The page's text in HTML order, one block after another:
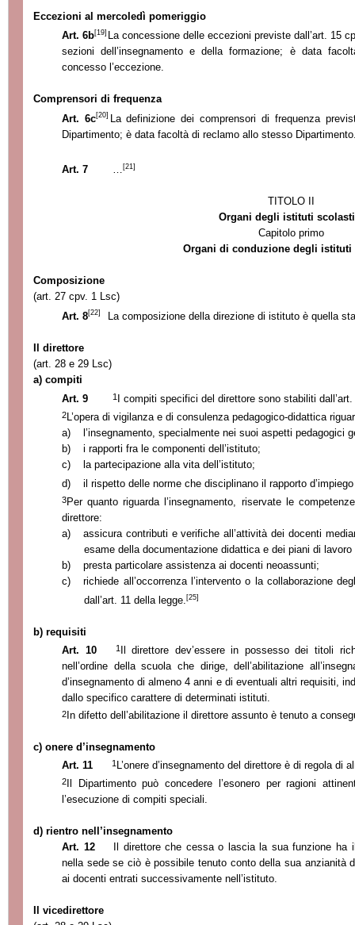
Eccezioni al mercoledì pomeriggio
Art. 6b[19] La concessione delle eccezioni previste dall’art. 15
sezioni dell’insegnamento e della formazione; è data
concesso l’eccezione.
Comprensori di frequenza
Art. 6c[20] La definizione dei comprensori di frequenza
Dipartimento; è data facoltà di reclamo allo stesso
Art. 7 …[21]
TITOLO II
Organi degli istituti
Capitolo primo
Organi di conduzione degli istituti
Composizione
(art. 27 cpv. 1 Lsc)
Art. 8[22] La composizione della direzione di istituto è quella
Il direttore
(art. 28 e 29 Lsc)
a) compiti
Art. 9
1 I compiti specifici del direttore sono stabiliti
2L’opera di vigilanza e di consulenza pedagogico-didattica
a)
l’insegnamento, specialmente nei suoi aspetti pedagogici
b)
i rapporti fra le componenti dell’istituto;
c)
la partecipazione alla vita dell’istituto;
d)
il rispetto delle norme che disciplinano il rapporto
3Per quanto riguarda l’insegnamento, riservate le
direttore:
a)
assicura contributi e verifiche all’attività dei docenti
esame della documentazione didattica e dei piani di lavoro
b)
presta particolare assistenza ai docenti neoassunti;
c)
richiede all’occorrenza l’intervento o la collaborazione
dall’art. 11 della legge. [25]
b) requisiti
Art. 10
1Il direttore dev’essere in possesso dei titoli
nell’ordine della scuola che dirige, dell’abilitazione
d’insegnamento di almeno 4 anni e di eventuali altri requisiti,
dallo specifico carattere di determinati istituti.
2 In difetto dell’abilitazione il direttore assunto è tenuto a
c) onere d’insegnamento
Art. 11
1L’onere d’insegnamento del direttore è di regola di
2
Il Dipartimento può concedere l’esonero per ragioni
l’esecuzione di compiti speciali.
d) rientro nell’insegnamento
Art. 12
Il direttore che cessa o lascia la sua funzione ha
nella sede se ciò è possibile tenuto conto della sua anzianità
ai docenti entrati successivamente nell’istituto.
Il vicedirettore